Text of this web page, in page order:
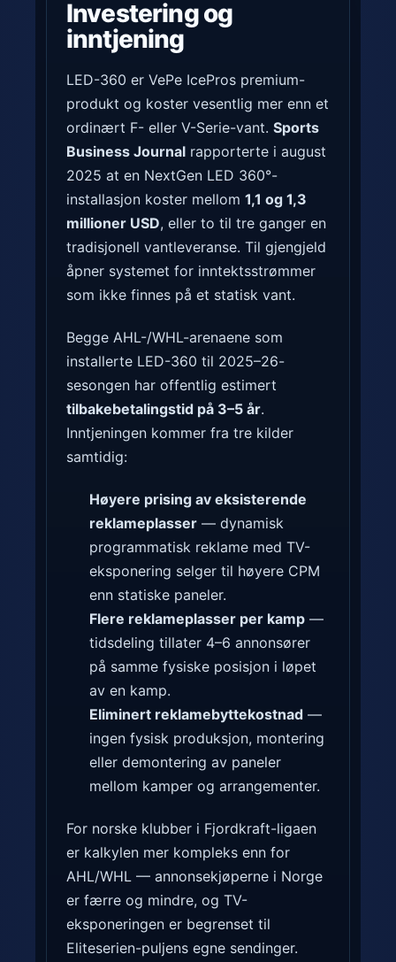
Investering og
inntjening
LED-360 er VePe IcePros premium-
produkt og koster vesentlig mer enn et
ordinært F- eller V-Serie-vant. Sports
Business Journal rapporterte i august
2025 at en NextGen LED 360°-
installasjon koster mellom 1,1 og 1,3
millioner USD, eller to til tre ganger en
tradisjonell vantleveranse. Til gjengjeld
åpner systemet for inntektsstrømmer
som ikke finnes på et statisk vant.
Begge AHL-/WHL-arenaene som
installerte LED-360 til 2025–26-
sesongen har offentlig estimert
tilbakebetalingstid på 3–5 år.
Inntjeningen kommer fra tre kilder
samtidig:
Høyere prising av eksisterende
reklameplasser— dynamisk
programmatisk reklame med TV-
eksponering selger til høyere CPM
enn statiske paneler.
Flere reklameplasser per kamp—
tidsdeling tillater 4–6 annonsører
på samme fysiske posisjon i løpet
av en kamp.
Eliminert reklamebytte­kostnad—
ingen fysisk produksjon, montering
eller demontering av paneler
mellom kamper og arrangementer.
For norske klubber i Fjordkraft-ligaen
er kalkylen mer kompleks enn for
AHL/WHL — annonsekjøperne i Norge
er færre og mindre, og TV-
eksponeringen er begrenset til
Eliteserien-puljens egne sendinger.